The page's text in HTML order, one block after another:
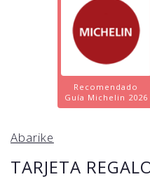
Recomendado
Guía Michelin 2026
Abarike
TARJETA